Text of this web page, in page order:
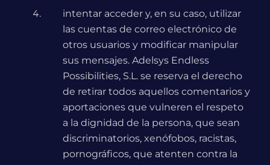
intentar acceder y, en su caso, utilizar
las cuentas de correo electrónico de
otros usuarios y modificar manipular
sus mensajes. Adelsys Endless
Possibilities, S.L. se reserva el derecho
de retirar todos aquellos comentarios y
aportaciones que vulneren el respeto
a la dignidad de la persona, que sean
discriminatorios, xenófobos, racistas,
pornográficos, que atenten contra la